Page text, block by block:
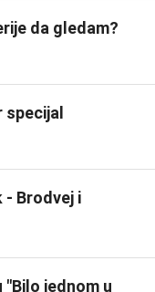
da gledam?
- Brodvej i
jednom u